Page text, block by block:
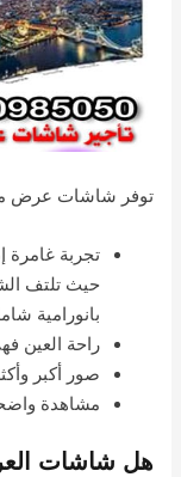
توفر شاشات عرض
تجربة
حيث تلتف
بانورامية
راحة العين
صور أكبر
مشاهدة
هل شاشات